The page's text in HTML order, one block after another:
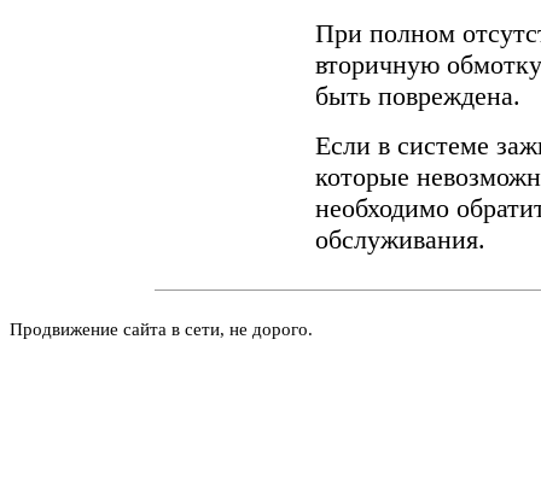
При полном
вторичную
быть повреждена.
Если в системе
которые
необходимо
обслуживания.
Продвижение сайта в сети, не дорого.